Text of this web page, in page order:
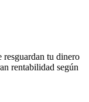
resguardan tu dinero
rentabilidad según